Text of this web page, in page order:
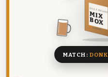
DEZE MAAND
MIX
BOX
8 BIEREN
MATCH: